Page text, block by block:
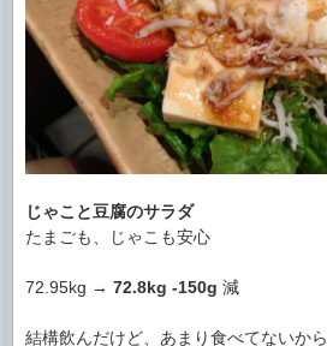
じゃこと豆腐のサラダ
たまごも、じゃこも安心
72.95kg → 72.8kg -150g 減
結構飲んだけど、あまり食べてないから